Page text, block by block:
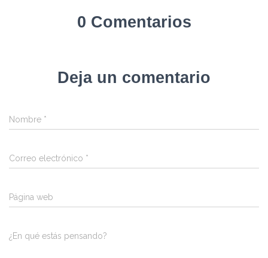
0 Comentarios
Deja un comentario
Nombre *
Correo electrónico *
Página web
¿En qué estás pensando?